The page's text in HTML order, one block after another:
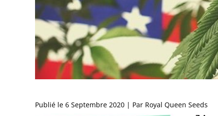
Publié le 6 Septembre 2020 | Par Royal Queen Seeds